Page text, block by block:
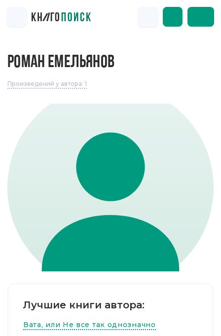
РОМАН ЕМЕЛЬЯНОВ
Произведений у автора: 1
Лучшие книги автора:
Вата, или Не все так однозначно